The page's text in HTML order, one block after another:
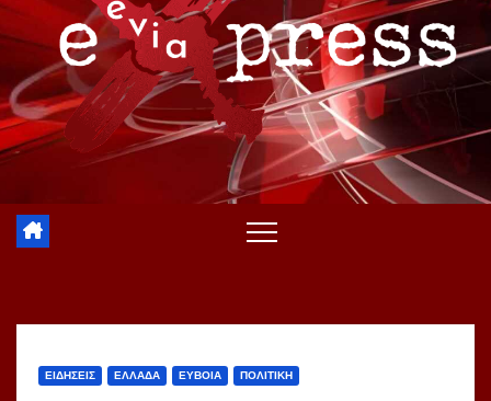
ΕΙΔΗΣΕΙΣ ΕΛΛΑΔΑ ΕΥΒΟΙΑ ΠΟΛΙΤΙΚΗ